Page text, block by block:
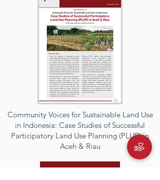
Community Voices for Sustainable Land Use
in Indonesia: Case Studies of Successful
Participatory Land Use Planning (PLUP) in
Aceh & Riau